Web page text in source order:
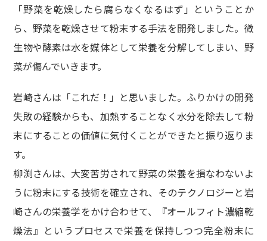
「野菜を乾燥したら腐らなくなるはず」ということか
ら、野菜を乾燥させて粉末する手法を開発しました。微
生物や酵素は水を媒体として栄養を分解してしまい、野
菜が傷んでいきます。
岩崎さんは「これだ！」と思いました。ふりかけの開発
失敗の経験からも、加熱することなく水分を除去して粉
末にすることの価値に気付くことができたと振り返りま
す。
柳渕さんは、大変苦労されて野菜の栄養を損なわないよ
うに粉末にする技術を確立され、そのテクノロジーと岩
崎さんの栄養学をかけ合わせて、『オールフィト濃縮乾
燥法』というプロセスで栄養を保持しつつ完全粉末に